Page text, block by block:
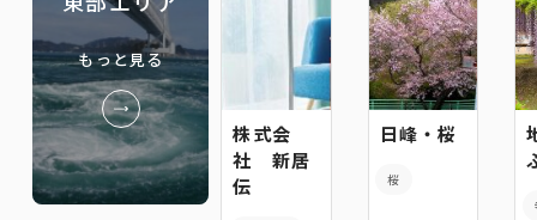
もっと見る
株式会
社 新居
伝
日峰・桜
桜